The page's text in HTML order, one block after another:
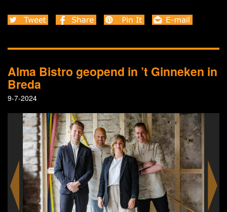
Alma Bistro geopend in ’t Ginneken in
Breda
9-7-2024